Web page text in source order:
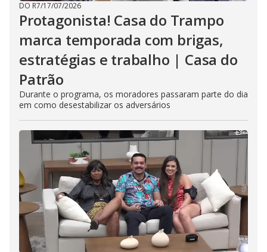
DO R7/17/07/2026
Protagonista! Casa do Trampo
marca temporada com brigas,
estratégias e trabalho | Casa do
Patrão
Durante o programa, os moradores passaram parte do dia
em como desestabilizar os adversários